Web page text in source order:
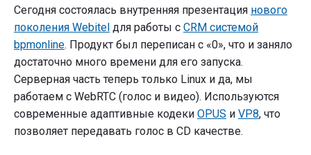
Сегодня состоялась внутренняя презентация нового
поколения Webitel для работы с CRM системой
bpmonline. Продукт был переписан с «0», что и заняло
достаточно много времени для его запуска.
Серверная часть теперь только Linux и да, мы
работаем с WebRTC (голос и видео). Используются
современные адаптивные кодеки OPUS и VP8, что
позволяет передавать голос в CD качестве.